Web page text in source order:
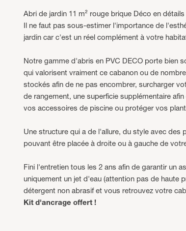
Abri de jardin 11 m² rouge brique Déco en détails
Il ne faut pas sous-estimer l'importance de
jardin car c'est un réel complément à votre
Notre gamme d'abris en PVC DECO porte bien
qui valorisent vraiment ce cabanon ou de
stockés afin de ne pas encombrer, surcharger
de rangement, une superficie supplémentaire
vos accessoires de piscine ou protéger vos
Une structure qui a de l'allure, du style avec des
pouvant être placée à droite ou à gauche de
Fini l'entretien tous les 2 ans afin de garantir un
uniquement un jet d'eau (attention pas de haute
détergent non abrasif et vous retrouvez votre
Kit d'ancrage offert !